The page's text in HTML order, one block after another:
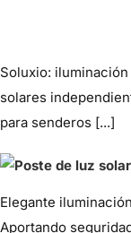
Soluxio:
solares
para senderos [...]
Elegante
Aportando